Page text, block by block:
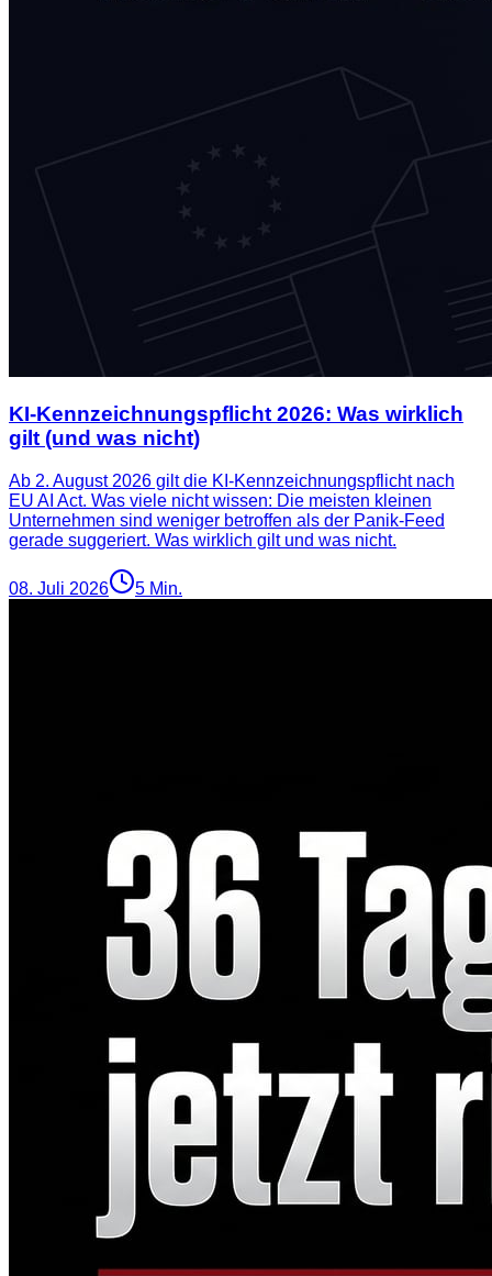
KI-Kennzeichnungspflicht 2026: Was wirklich
gilt (und was nicht)
Ab 2. August 2026 gilt die KI-Kennzeichnungspflicht nach
EU AI Act. Was viele nicht wissen: Die meisten kleinen
Unternehmen sind weniger betroffen als der Panik-Feed
gerade suggeriert. Was wirklich gilt und was nicht.
08. Juli 2026 5 Min.